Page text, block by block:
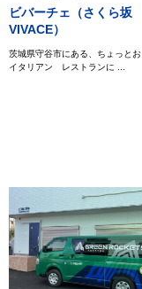
ビバーチェ（さくら坂
VIVACE）
茨城県守谷市にある、ちょっと
イタリアン レストランに ...